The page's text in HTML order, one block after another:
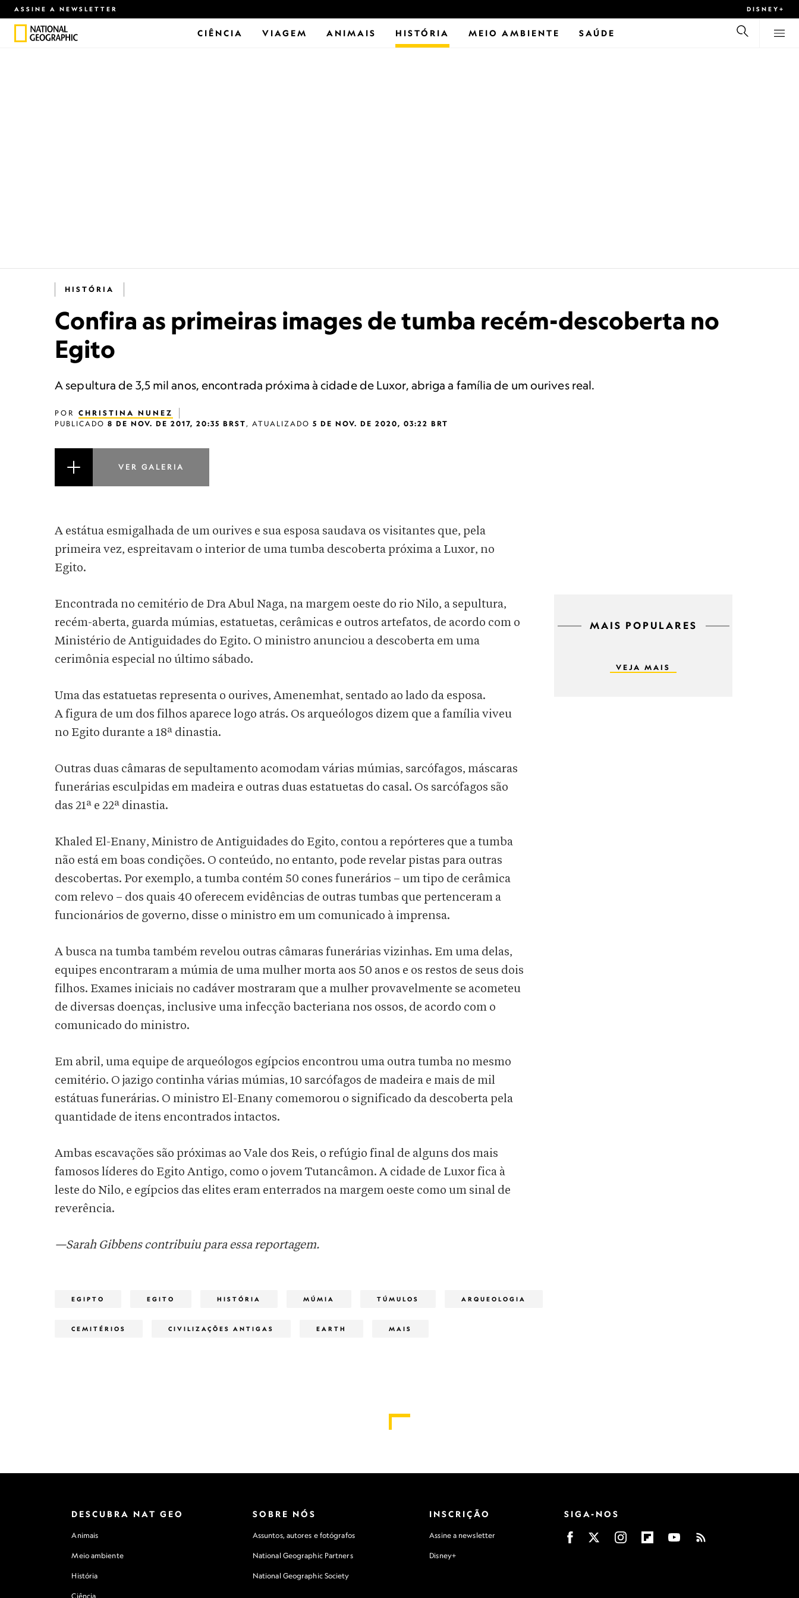
ASSINE A NEWSLETTER DISNEY+
CIÊNCIA VIAGEM ANIMAIS HISTÓRIA MEIO AMBIENTE SAÚDE
HISTÓRIA
Confira as primeiras images de tumba recém-descoberta no
Egito
A sepultura de 3,5 mil anos, encontrada próxima à cidade de Luxor, abriga a família de um ourives real.
POR CHRISTINA NUNEZ
PUBLICADO 8 DE NOV. DE 2017, 20:35 BRST, ATUALIZADO 5 DE NOV. DE 2020, 03:22 BRT
VER GALERIA
A estátua esmigalhada de um ourives e sua esposa saudava os visitantes que, pela
primeira vez, espreitavam o interior de uma tumba descoberta próxima a Luxor, no
Egito.
Encontrada no cemitério de Dra Abul Naga, na margem oeste do rio Nilo, a sepultura,
recém-aberta, guarda múmias, estatuetas, cerâmicas e outros artefatos, de acordo com o
Ministério de Antiguidades do Egito. O ministro anunciou a descoberta em uma
cerimônia especial no último sábado.
Uma das estatuetas representa o ourives, Amenemhat, sentado ao lado da esposa.
A figura de um dos filhos aparece logo atrás. Os arqueólogos dizem que a família viveu
no Egito durante a 18ª dinastia.
Outras duas câmaras de sepultamento acomodam várias múmias, sarcófagos, máscaras
funerárias esculpidas em madeira e outras duas estatuetas do casal. Os sarcófagos são
das 21ª e 22ª dinastia.
Khaled El-Enany, Ministro de Antiguidades do Egito, contou a repórteres que a tumba
não está em boas condições. O conteúdo, no entanto, pode revelar pistas para outras
descobertas. Por exemplo, a tumba contém 50 cones funerários – um tipo de cerâmica
com relevo – dos quais 40 oferecem evidências de outras tumbas que pertenceram a
funcionários de governo, disse o ministro em um comunicado à imprensa.
A busca na tumba também revelou outras câmaras funerárias vizinhas. Em uma delas,
equipes encontraram a múmia de uma mulher morta aos 50 anos e os restos de seus dois
filhos. Exames iniciais no cadáver mostraram que a mulher provavelmente se acometeu
de diversas doenças, inclusive uma infecção bacteriana nos ossos, de acordo com o
comunicado do ministro.
Em abril, uma equipe de arqueólogos egípcios encontrou uma outra tumba no mesmo
cemitério. O jazigo continha várias múmias, 10 sarcófagos de madeira e mais de mil
estátuas funerárias. O ministro El-Enany comemorou o significado da descoberta pela
quantidade de itens encontrados intactos.
Ambas escavações são próximas ao Vale dos Reis, o refúgio final de alguns dos mais
famosos líderes do Egito Antigo, como o jovem Tutancâmon. A cidade de Luxor fica à
leste do Nilo, e egípcios das elites eram enterrados na margem oeste como um sinal de
reverência.
—Sarah Gibbens contribuiu para essa reportagem.
MAIS POPULARES
VEJA MAIS
EGIPTO EGITO HISTÓRIA MÚMIA TÚMULOS ARQUEOLOGIA
CEMITÉRIOS CIVILIZAÇÕES ANTIGAS EARTH MAIS
DESCUBRA NAT GEO
Animais
Meio ambiente
História
Ciência
SOBRE NÓS
Assuntos, autores e fotógrafos
National Geographic Partners
National Geographic Society
INSCRIÇÃO
Assine a newsletter
Disney+
SIGA-NOS